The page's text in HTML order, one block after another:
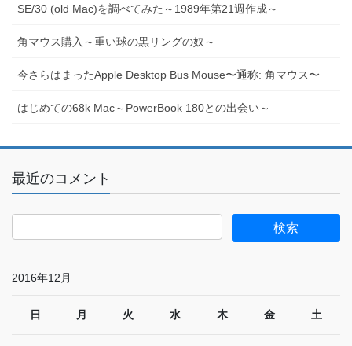
SE/30 (old Mac)を調べてみた～1989年第21週作成～
角マウス購入～重い球の黒リングの奴～
今さらはまったApple Desktop Bus Mouse〜通称: 角マウス〜
はじめての68k Mac～PowerBook 180との出会い～
最近のコメント
2016年12月
日 月 火 水 木 金 土